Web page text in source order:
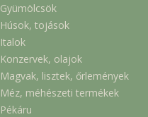
Gyümölcsök
Húsok, tojások
Italok
Konzervek, olajok
Magvak, lisztek, őrlemények
Méz, méhészeti termékek
Pékáru